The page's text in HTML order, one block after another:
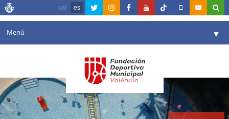
val es
Menú ▼
Agenda
Instalaciones